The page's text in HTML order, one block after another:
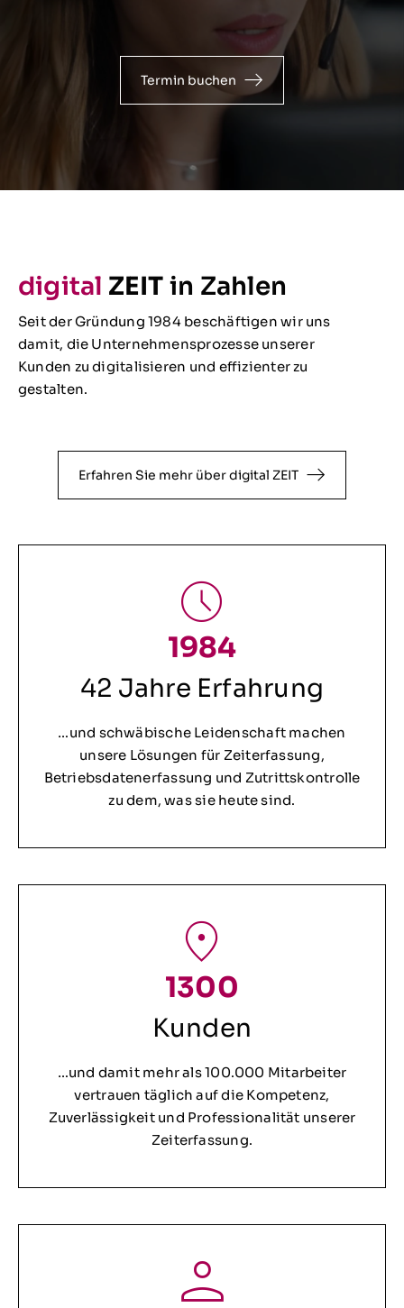
Termin buchen
1984
42 Jahre Erfahrung
…und schwäbische Leidenschaft machen
unsere Lösungen für Zeiterfassung,
Betriebsdatenerfassung und Zutrittskontrolle
zu dem, was sie heute sind.
1300
Kunden
…und damit mehr als 100.000 Mitarbeiter
vertrauen täglich auf die Kompetenz,
Zuverlässigkeit und Professionalität unserer
Zeiterfassung.
digital ZEIT in Zahlen
Seit der Gründung 1984 beschäftigen wir uns
damit, die Unternehmensprozesse unserer
Kunden zu digitalisieren und effizienter zu
gestalten.
Erfahren Sie mehr über digital ZEIT